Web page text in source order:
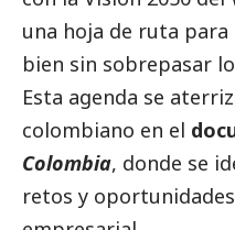
una hoja de ruta para
bien sin sobrepasar
Esta agenda se
colombiano en el
Colombia, donde se
retos y